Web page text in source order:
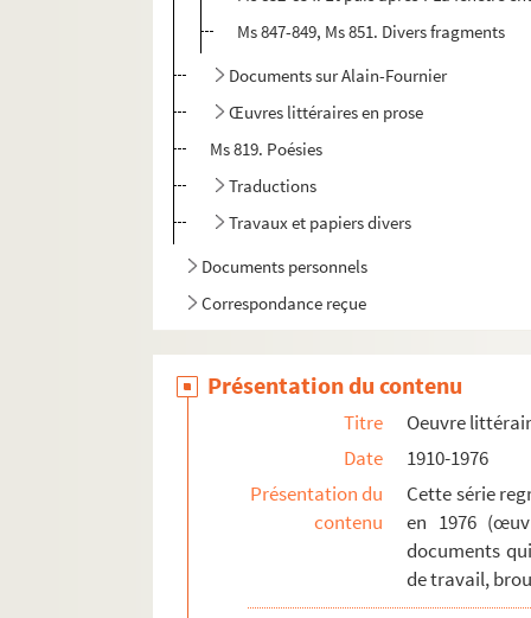
Ms 847-849, Ms 851. Divers fragments
Documents sur Alain-Fournier
Œuvres littéraires en prose
Ms 819. Poésies
Traductions
Travaux et papiers divers
Documents personnels
Correspondance reçue
Présentation du contenu
Titre
Oeuvre
Date
1910-1976
Présentation du
contenu
Cette série
en 1976
documents
de travail,